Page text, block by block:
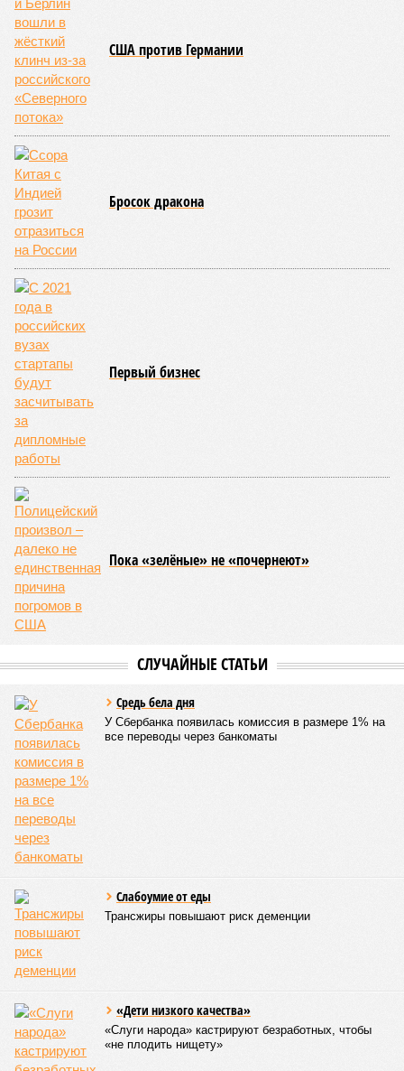
США против Германии
Бросок дракона
Первый бизнес
Пока «зелёные» не «почернеют»
СЛУЧАЙНЫЕ СТАТЬИ
Средь бела дня
У Сбербанка появилась комиссия в размере 1% на
все переводы через банкоматы
Слабоумие от еды
Трансжиры повышают риск деменции
«Дети низкого качества»
«Слуги народа» кастрируют безработных, чтобы
«не плодить нищету»